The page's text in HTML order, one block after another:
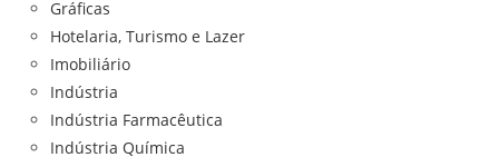
Gráficas
Hotelaria, Turismo e Lazer
Imobiliário
Indústria
Indústria Farmacêutica
Indústria Química